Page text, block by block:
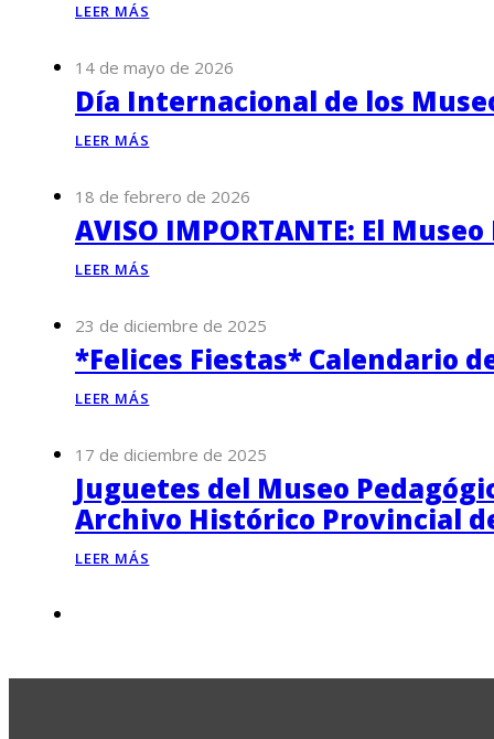
LEER MÁS
14 de mayo de 2026
Día Internacional de los
LEER MÁS
18 de febrero de 2026
AVISO IMPORTANTE: El
LEER MÁS
23 de diciembre de 2025
*Felices Fiestas* Calendario
LEER MÁS
17 de diciembre de 2025
Juguetes del Museo
Archivo Histórico Provincial
LEER MÁS